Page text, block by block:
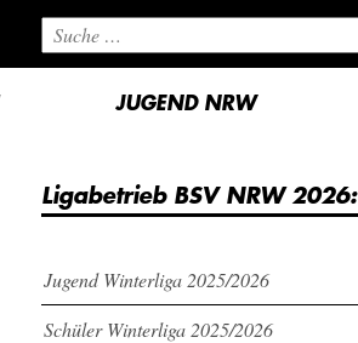
JUGEND NRW
Ligabetrieb BSV NRW 2026:
Jugend Winterliga 2025/2026
Schüler Winterliga 2025/2026